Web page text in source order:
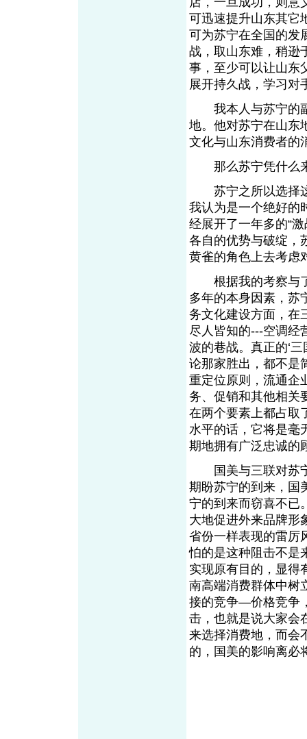
可迅速提升山东其它
可为苏宁在全国的发
战，取山东难，稍逊
事，至少可以让山东
展开持久战，学习对
我本人与苏宁的副
地。他对苏宁在山东
文化与山东消费者的
那么苏宁凭什么
苏宁之所以选择这
我认为是一个绝好的
经展开了一年多的“
各自的优势与破绽，
黄雀的角色上去考虑
根据我的考察与了
多年的本身因素，苏
务文化建设方面，在
尽人皆知的---空调经
波的巷战。真正的‘
论那家胜出，都不是
重定位原则，流通企
务、促销和其他相关
在两个要素上都占取
水平的话，它将是毫
期地拥有广泛忠诚的
国美与三联对苏宁
期盼苏宁的到来，国
宁的到来而窃喜不已
大地促进外来品牌形
省份一样表现的雷厉
怕的是这种阻击不是
实现原有目的，显得
南高端消费群体中树
接的竞争—价格竞争
击，也就是说大家会
来选择消费地，而会
的，国美的影响离必